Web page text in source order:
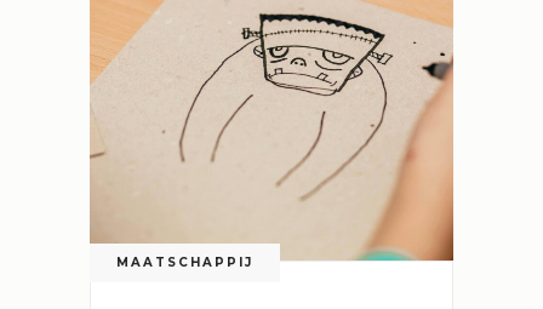
MAATSCHAPPIJ